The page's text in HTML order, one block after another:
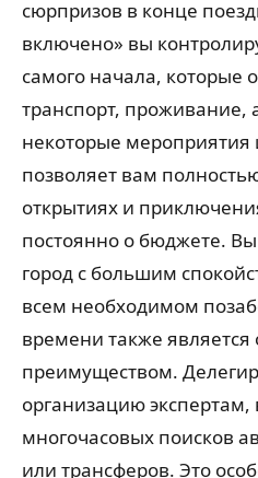
сюрпризов в конце
включено» вы
самого начала, которые
транспорт, проживание,
некоторые мероприятия
позволяет вам
открытиях и
постоянно о бюджете.
город с большим
всем необходимом
времени также
преимуществом.
организацию экспертам,
многочасовых поисков
или трансферов. Это